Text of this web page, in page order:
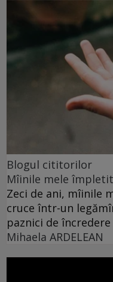
Blogul cititorilor
Mîinile mele
Zeci de ani, mîinile
cruce într-un
paznici de
Mihaela ARDELEAN